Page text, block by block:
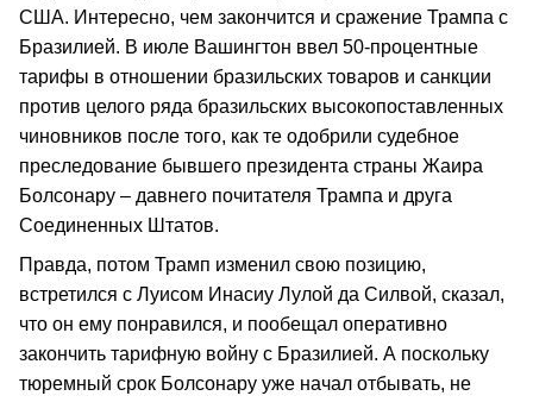
США. Интересно, чем закончится и сражение Трампа с
Бразилией. В июле Вашингтон ввел 50-процентные
тарифы в отношении бразильских товаров и санкции
против целого ряда бразильских высокопоставленных
чиновников после того, как те одобрили судебное
преследование бывшего президента страны Жаира
Болсонару – давнего почитателя Трампа и друга
Соединенных Штатов.
Правда, потом Трамп изменил свою позицию,
встретился с Луисом Инасиу Лулой да Силвой, сказал,
что он ему понравился, и пообещал оперативно
закончить тарифную войну с Бразилией. А поскольку
тюремный срок Болсонару уже начал отбывать, не